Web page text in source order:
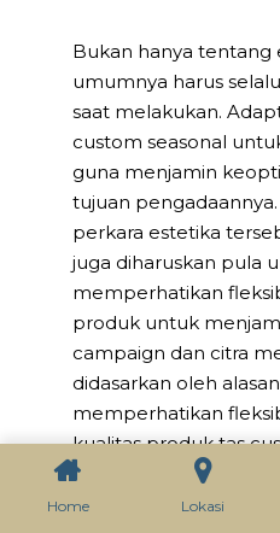
Bukan hanya tentang
umumnya harus
saat melakukan.
custom seasonal
guna menjamin
tujuan
perkara estetika
juga diharuskan pula
memperhatikan
produk untuk
campaign dan citra
didasarkan oleh
memperhatikan
kualitas produk tas
Pun kemudian
strategis yang akan
Home Lokasi